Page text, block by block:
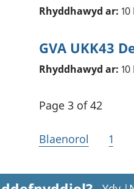
Rhyddhawyd ar:
GVA UKK43
Rhyddhawyd ar:
Page 3 of 42
Blaenorol 1